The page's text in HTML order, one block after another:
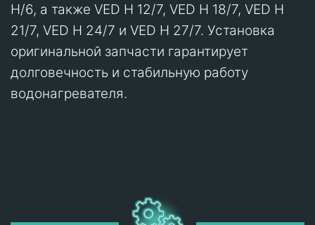
H/6, а также VED H 12/7, VED H 18/7, VED H
21/7, VED H 24/7 и VED H 27/7. Установка
оригинальной запчасти гарантирует
долговечность и стабильную работу
водонагревателя.